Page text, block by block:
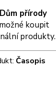
Dům přírody
koupit
produkty.
Časopis